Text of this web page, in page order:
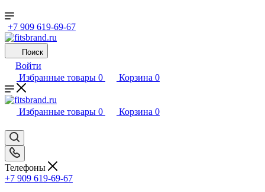
+7 909 619-69-67
Поиск
Войти
Избранные товары 0 Корзина 0
Избранные товары 0 Корзина 0
Телефоны
+7 909 619-69-67